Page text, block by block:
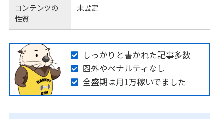
コンテンツの
性質
未設定
しっかりと書かれた記事多数
圏外やペナルティなし
全盛期は月1万稼いでました